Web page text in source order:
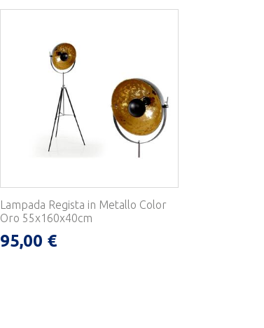
Lampada Regista in Metallo Color
Oro 55x160x40cm
95,00 €